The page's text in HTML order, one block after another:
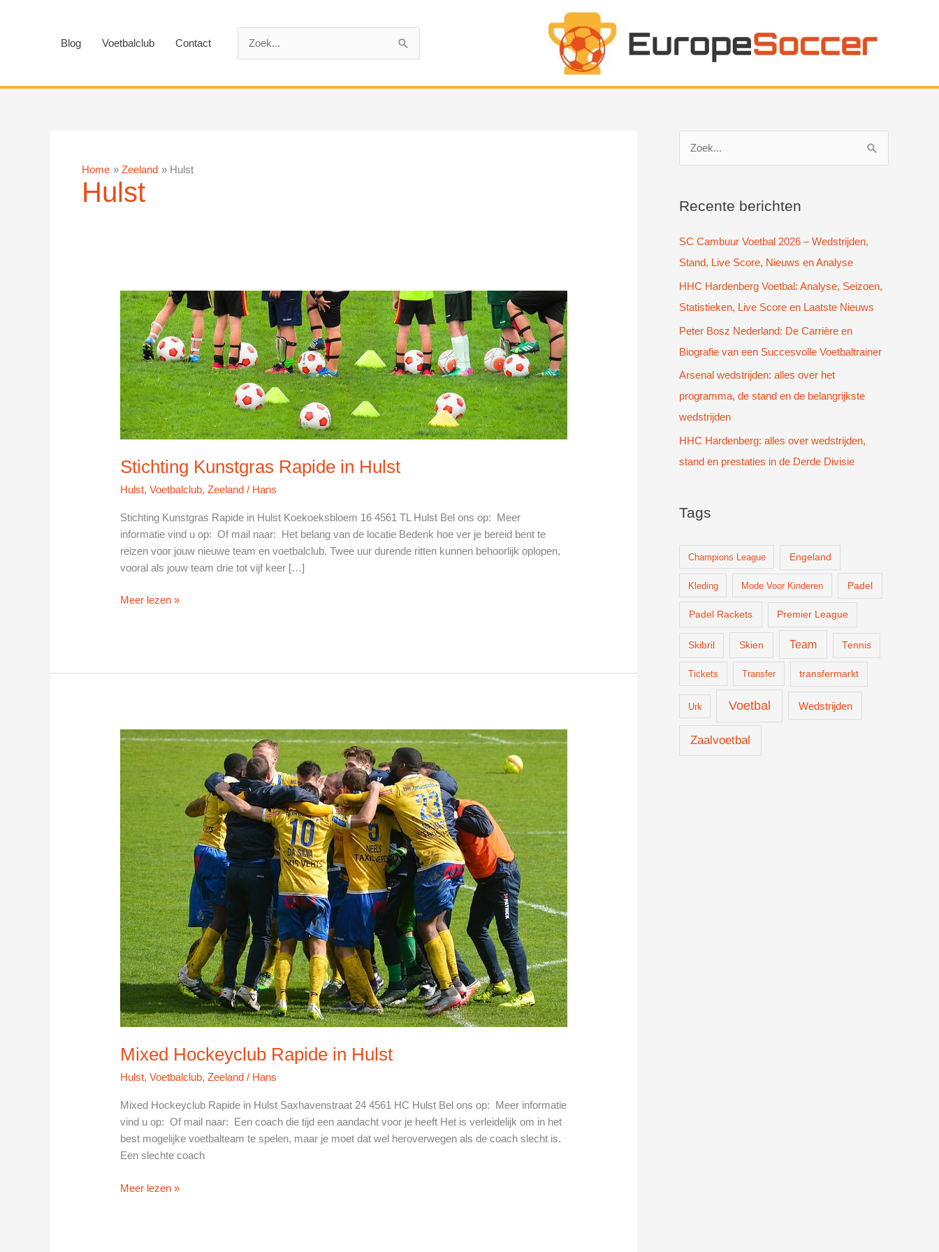
Blog Voetbalclub Contact
Home Zeeland Hulst
Hulst
Stichting Kunstgras Rapide in Hulst
Hulst,Voetbalclub,Zeeland / Hans
Stichting Kunstgras Rapide in Hulst Koekoeksbloem 16 4561 TL Hulst Bel ons op: Meer
informatie vind u op: Of mail naar: Het belang van de locatie Bedenk hoe ver je bereid bent te
reizen voor jouw nieuwe team en voetbalclub. Twee uur durende ritten kunnen behoorlijk oplopen,
vooral als jouw team drie tot vijf keer […]
Stichting
Meer lezen »
Mixed Hockeyclub Rapide in Hulst
Hulst,Voetbalclub,Zeeland / Hans
Mixed Hockeyclub Rapide in Hulst Saxhavenstraat 24 4561 HC Hulst Bel ons op: Meer informatie
vind u op: Of mail naar: Een coach die tijd een aandacht voor je heeft Het is verleidelijk om in het
best mogelijke voetbalteam te spelen, maar je moet dat wel heroverwegen als de coach slecht is.
Een slechte coach
Mixed
Meer lezen »
k
a
a
r
:
Recente berichten
SC Cambuur Voetbal 2026 – Wedstrijden,
Stand, Live Score, Nieuws en Analyse
HHC Hardenberg Voetbal: Analyse, Seizoen,
Statistieken, Live Score en Laatste Nieuws
Peter Bosz Nederland: De Carrière en
Biografie van een Succesvolle Voetbaltrainer
Arsenal wedstrijden: alles over het
programma, de stand en de belangrijkste
wedstrijden
HHC Hardenberg: alles over wedstrijden,
stand en prestaties in de Derde Divisie
Tags
Champions League Engeland
Kleding Mode Voor Kinderen Padel
Padel Rackets Premier League
Skibril Skien Team Tennis
Tickets Transfer transfermarkt
Urk Voetbal Wedstrijden
Zaalvoetbal